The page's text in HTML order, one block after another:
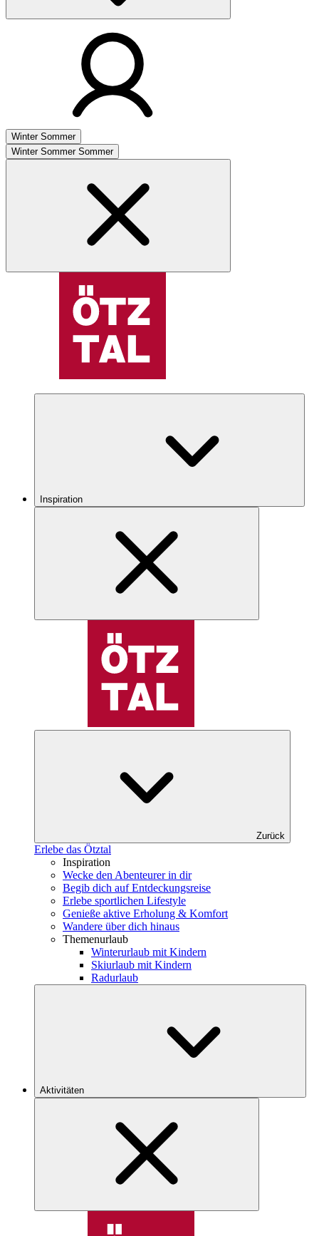
Winter Sommer
Winter Sommer Sommer
Inspiration
Zurück
Erlebe das Ötztal
Inspiration
Wecke den Abenteurer in dir
Begib dich auf Entdeckungsreise
Erlebe sportlichen Lifestyle
Genieße aktive Erholung & Komfort
Wandere über dich hinaus
Themenurlaub
Winterurlaub mit Kindern
Skiurlaub mit Kindern
Radurlaub
Aktivitäten